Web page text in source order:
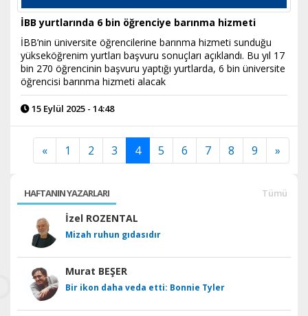
İBB yurtlarında 6 bin öğrenciye barınma hizmeti
İBB’nin üniversite öğrencilerine barınma hizmeti sunduğu
yükseköğrenim yurtları başvuru sonuçları açıklandı. Bu yıl 17
bin 270 öğrencinin başvuru yaptığı yurtlarda, 6 bin üniversite
öğrencisi barınma hizmeti alacak
15 Eylül 2025 - 14:48
« 1 2 3 4 5 6 7 8 9 »
HAFTANIN YAZARLARI Tümü
İzel ROZENTAL
Mizah ruhun gıdasıdır
Murat BEŞER
Bir ikon daha veda etti: Bonnie Tyler